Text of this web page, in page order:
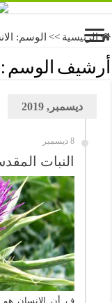
الرئيسية >> الوسم:
أرشيف الوسم :
ديسمبر, 2019
8 ديسمبر
النبات
ف أن الإنسان هو